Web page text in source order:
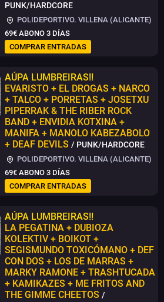
PUNK/HARDCORE
POLIDEPORTIVO. VILLENA (ALICANTE)
69€ ABONO 3 DÍAS
COMPRAR ENTRADAS
AÚPA LUMBREIRAS!!
EVARISTO + EL DROGAS + NARCO
+ TALCO + PORRETAS + JOSETXU
PIPERRAK & THE RIBER ROCK
BAND + ENVIDIA KOTXINA +
MANIFA + MANOLO KABEZABOLO
+ DEAF DEVILS / PUNK/HARDCORE
POLIDEPORTIVO. VILLENA (ALICANTE)
69€ ABONO 3 DÍAS
COMPRAR ENTRADAS
AÚPA LUMBREIRAS!!
LA PEGATINA + DUBIOZA
KOLEKTIV + BOIKOT +
SEGISMUNDO TOXICÓMANO + DEF
CON DOS + LOS DE MARRAS +
MARKY RAMONE + TRASHTUCADA
+ KAMIKAZES + ME FRITOS AND
THE GIMME CHEETOS /